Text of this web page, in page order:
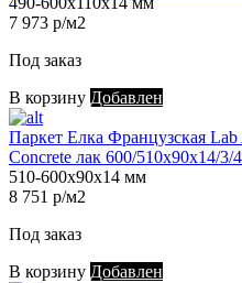
7 973 р/м2
Под заказ
В корзину Добавлен
Паркет Елка Французская
Concrete лак 600/510х90х14/3/
510-600х90х14 мм
8 751 р/м2
Под заказ
В корзину Добавлен